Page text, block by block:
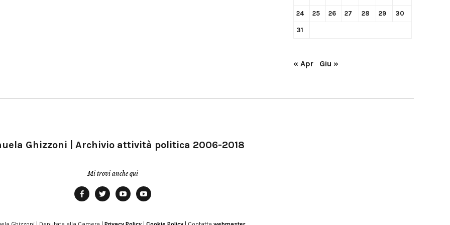
24 25 26 27 28 29 30
31
« Apr Giu »
Ghizzoni | Archivio attività politica 2006-2018
Mi trovi anche qui
Modena